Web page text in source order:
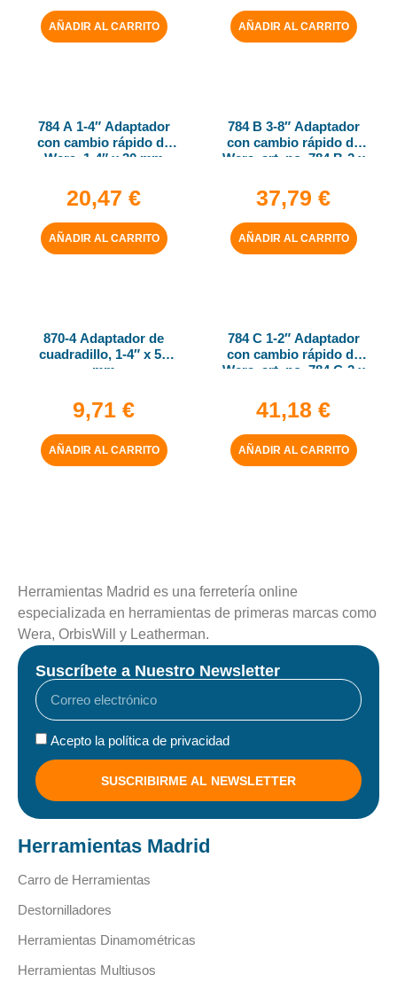
AÑADIR AL CARRITO AÑADIR AL CARRITO
784 A 1-4″ Adaptador
con cambio rápido de
Wera, 1-4″ x 30 mm
20,47 €
AÑADIR AL CARRITO
784 B 3-8″ Adaptador
con cambio rápido de
Wera, art. no. 784 B-2 x
37,79 €
AÑADIR AL CARRITO
870-4 Adaptador de
cuadradillo, 1-4″ x 50
mm
9,71 €
AÑADIR AL CARRITO
784 C 1-2″ Adaptador
con cambio rápido de
Wera, art. no. 784 C-2 x
41,18 €
AÑADIR AL CARRITO
Herramientas Madrid es una ferretería online
especializada en herramientas de primeras marcas como
Wera, OrbisWill y Leatherman.
Suscríbete a Nuestro Newsletter
Acepto la política de privacidad
SUSCRIBIRME AL NEWSLETTER
Herramientas Madrid
Carro de Herramientas
Destornilladores
Herramientas Dinamométricas
Herramientas Multiusos